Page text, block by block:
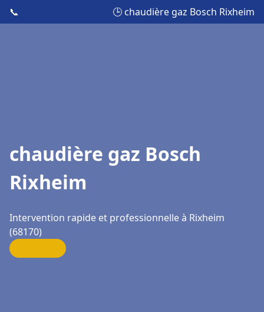
📞 🕒 chaudière gaz Bosch Rixheim
chaudière gaz Bosch
Rixheim
Intervention rapide et professionnelle à Rixheim
(68170)